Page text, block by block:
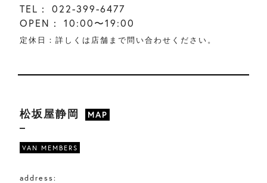
TEL：
022-399-6477
OPEN：
10:00〜19:00
定休日：詳しくは店舗まで問い合わせください。
松坂屋静岡 MAP
VAN MEMBERS
address: